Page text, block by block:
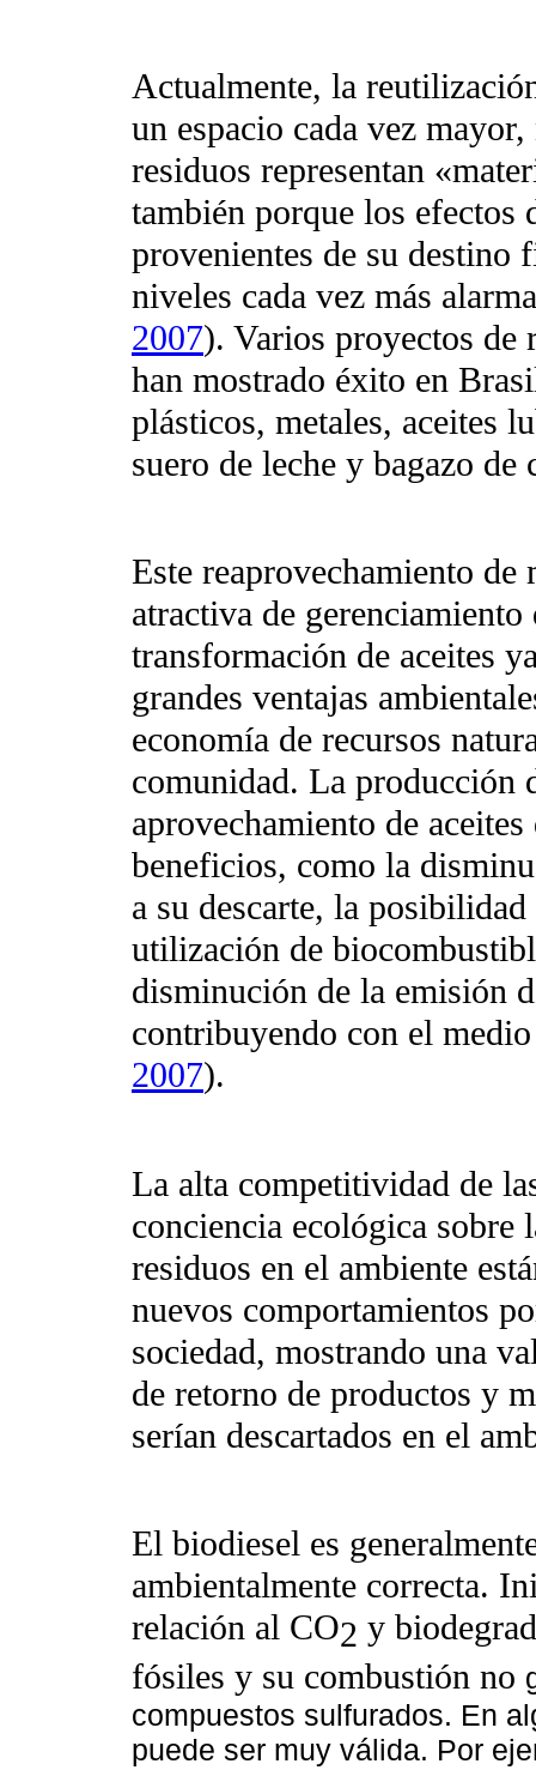
Actualmente, la
un espacio cada vez
residuos representan
también porque los efectos
provenientes de su destino
niveles cada vez más
2007). Varios proyectos de
han mostrado éxito en
plásticos, metales, aceites
suero de leche y bagazo de
Este reaprovechamiento de
atractiva de
transformación de aceites
grandes ventajas
economía de recursos
comunidad. La producción
aprovechamiento de
beneficios, como la
a su descarte, la
utilización de
disminución de la emisión
contribuyendo con el
2007).
La alta competitividad de
conciencia ecológica sobre
residuos en el ambiente
nuevos comportamientos
sociedad, mostrando una
de retorno de productos y
serían descartados en el
El biodiesel es
ambientalmente correcta.
relación al CO2 y
fósiles y su combustión no
compuestos sulfurados. En
puede ser muy válida. Por